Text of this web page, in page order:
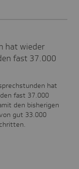
hat wieder
fast 37.000
hat
fast 37.000
den bisherigen
gut 33.000